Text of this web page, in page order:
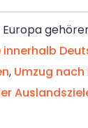
innerhalb
, Umzug nach